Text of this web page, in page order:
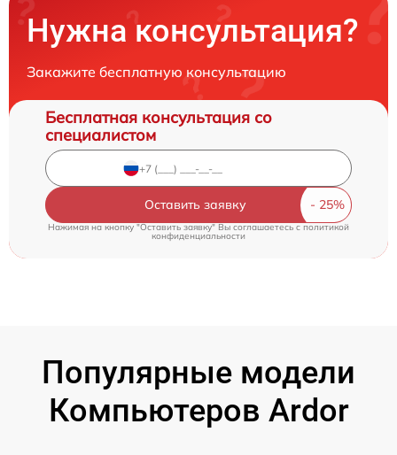
Нужна консультация?
Закажите бесплатную консультацию
Бесплатная консультация со
специалистом
Оставить заявку
Нажимая на кнопку "Оставить заявку" Вы соглашаетесь cполитикой
конфиденциальности
Популярные модели
Компьютеров Ardor